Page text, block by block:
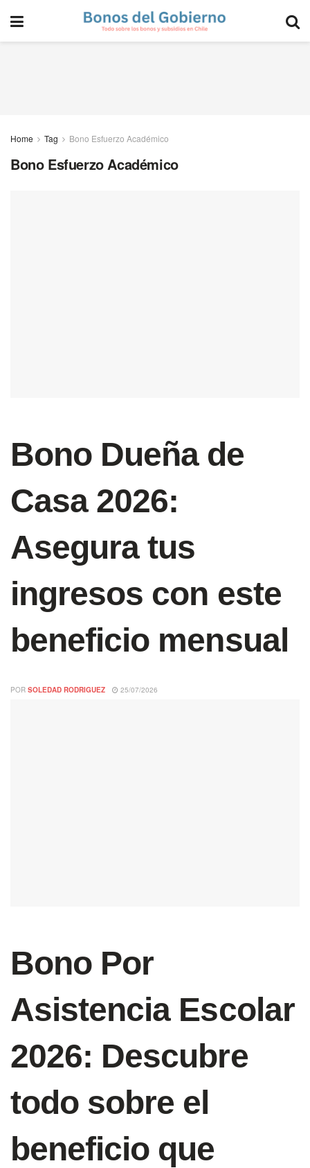
Home Tag Bono Esfuerzo Académico
Bono Esfuerzo Académico
Bono Dueña de
Casa 2026:
Asegura tus
ingresos con este
beneficio mensual
POR SOLEDAD RODRIGUEZ 25/07/2026
Bono Por
Asistencia Escolar
2026: Descubre
todo sobre el
beneficio que